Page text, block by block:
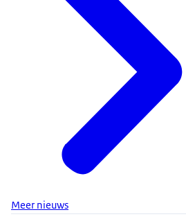
Meer nieuws